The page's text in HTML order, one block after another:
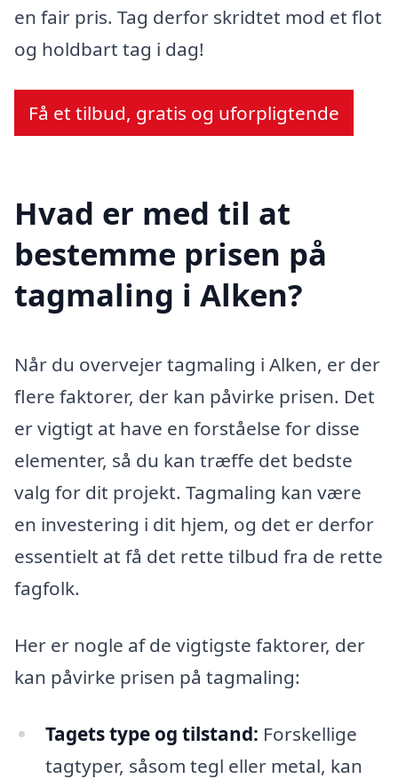
en fair pris. Tag derfor skridtet mod et flot
og holdbart tag i dag!
Få et tilbud, gratis og uforpligtende
Hvad er med til at
bestemme prisen på
tagmaling i Alken?
Når du overvejer tagmaling i Alken, er der
flere faktorer, der kan påvirke prisen. Det
er vigtigt at have en forståelse for disse
elementer, så du kan træffe det bedste
valg for dit projekt. Tagmaling kan være
en investering i dit hjem, og det er derfor
essentielt at få det rette tilbud fra de rette
fagfolk.
Her er nogle af de vigtigste faktorer, der
kan påvirke prisen på tagmaling:
Tagets type og tilstand: Forskellige
tagtyper, såsom tegl eller metal, kan